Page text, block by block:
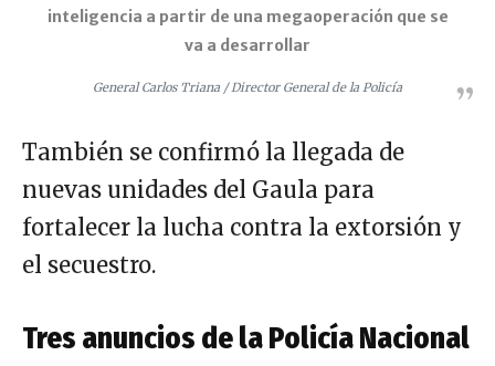
inteligencia a partir de una megaoperación que se
va a desarrollar
General Carlos Triana / Director General de la Policía
También se confirmó la llegada de
nuevas unidades del Gaula para
fortalecer la lucha contra la extorsión y
el secuestro.
Tres anuncios de la Policía Nacional